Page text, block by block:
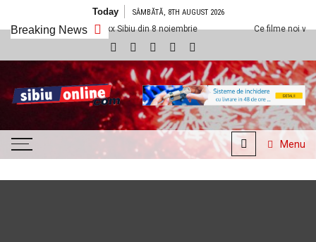
Today SÂMBĂTĂ, 8TH AUGUST 2026
Breaking News
la Cineplexx Sibiu din 8 noiembrie Ce filme noi vedem la
SibiuOnline.com
… locatii si evenimente din
Sibiu!!!
Menu